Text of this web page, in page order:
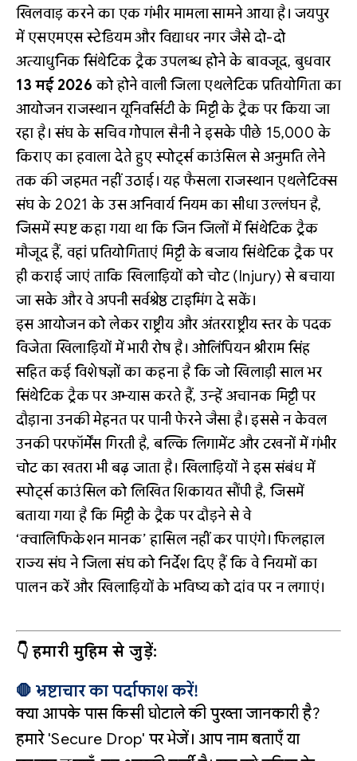
खिलवाड़ करने का एक गंभीर मामला सामने आया है। जयपुर
में एसएमएस स्टेडियम और विद्याधर नगर जैसे दो-दो
अत्याधुनिक सिंथेटिक ट्रैक उपलब्ध होने के बावजूद, बुधवार
13 मई 2026 को होने वाली जिला एथलेटिक प्रतियोगिता का
आयोजन राजस्थान यूनिवर्सिटी के मिट्टी के ट्रैक पर किया जा
रहा है। संघ के सचिव गोपाल सैनी ने इसके पीछे ₹15,000 के
किराए का हवाला देते हुए स्पोर्ट्स काउंसिल से अनुमति लेने
तक की जहमत नहीं उठाई। यह फैसला राजस्थान एथलेटिक्स
संघ के 2021 के उस अनिवार्य नियम का सीधा उल्लंघन है,
जिसमें स्पष्ट कहा गया था कि जिन जिलों में सिंथेटिक ट्रैक
मौजूद हैं, वहां प्रतियोगिताएं मिट्टी के बजाय सिंथेटिक ट्रैक पर
ही कराई जाएं ताकि खिलाड़ियों को चोट (Injury) से बचाया
जा सके और वे अपनी सर्वश्रेष्ठ टाइमिंग दे सकें।
इस आयोजन को लेकर राष्ट्रीय और अंतरराष्ट्रीय स्तर के पदक
विजेता खिलाड़ियों में भारी रोष है। ओलिंपियन श्रीराम सिंह
सहित कई विशेषज्ञों का कहना है कि जो खिलाड़ी साल भर
सिंथेटिक ट्रैक पर अभ्यास करते हैं, उन्हें अचानक मिट्टी पर
दौड़ाना उनकी मेहनत पर पानी फेरने जैसा है। इससे न केवल
उनकी परफॉर्मेंस गिरती है, बल्कि लिगामेंट और टखनों में गंभीर
चोट का खतरा भी बढ़ जाता है। खिलाड़ियों ने इस संबंध में
स्पोर्ट्स काउंसिल को लिखित शिकायत सौंपी है, जिसमें
बताया गया है कि मिट्टी के ट्रैक पर दौड़ने से वे
‘क्वालिफिकेशन मानक’ हासिल नहीं कर पाएंगे। फिलहाल
राज्य संघ ने जिला संघ को निर्देश दिए हैं कि वे नियमों का
पालन करें और खिलाड़ियों के भविष्य को दांव पर न लगाएं।
👇 हमारी मुहिम से जुड़ें:
🛑 भ्रष्टाचार का पर्दाफाश करें!
क्या आपके पास किसी घोटाले की पुख्ता जानकारी है?
हमारे 'Secure Drop' पर भेजें। आप नाम बताएँ या